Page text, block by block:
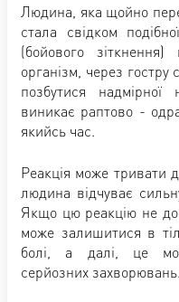
Людина, яка щойно
стала свідком
(бойового
організм, через гостру
позбутися надмірної
виникає раптово -
якийсь час.
Реакція може тривати
людина відчуває
Якщо цю реакцію не
може залишитися в
болі, а далі, це
серйозних захворювань.